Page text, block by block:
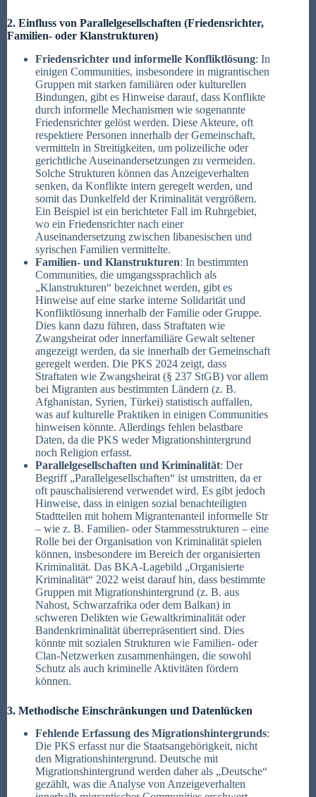
2. Einfluss von Parallelgesellschaften (Friedensrichter,
Familien- oder Klanstrukturen)
Friedensrichter und informelle Konfliktlösung: In
einigen Communities, insbesondere in migrantischen
Gruppen mit starken familiären oder kulturellen
Bindungen, gibt es Hinweise darauf, dass Konflikte
durch informelle Mechanismen wie sogenannte
Friedensrichter gelöst werden. Diese Akteure, oft
respektiere Personen innerhalb der Gemeinschaft,
vermitteln in Streitigkeiten, um polizeiliche oder
gerichtliche Auseinandersetzungen zu vermeiden.
Solche Strukturen können das Anzeigeverhalten
senken, da Konflikte intern geregelt werden, und
somit das Dunkelfeld der Kriminalität vergrößern.
Ein Beispiel ist ein berichteter Fall im Ruhrgebiet,
wo ein Friedensrichter nach einer
Auseinandersetzung zwischen libanesischen und
syrischen Familien vermittelte.
Familien- und Klanstrukturen: In bestimmten
Communities, die umgangssprachlich als
„Klanstrukturen“ bezeichnet werden, gibt es
Hinweise auf eine starke interne Solidarität und
Konfliktlösung innerhalb der Familie oder Gruppe.
Dies kann dazu führen, dass Straftaten wie
Zwangsheirat oder innerfamiliäre Gewalt seltener
angezeigt werden, da sie innerhalb der Gemeinschaft
geregelt werden. Die PKS 2024 zeigt, dass
Straftaten wie Zwangsheirat (§ 237 StGB) vor allem
bei Migranten aus bestimmten Ländern (z. B.
Afghanistan, Syrien, Türkei) statistisch auffallen,
was auf kulturelle Praktiken in einigen Communities
hinweisen könnte. Allerdings fehlen belastbare
Daten, da die PKS weder Migrationshintergrund
noch Religion erfasst.
Parallelgesellschaften und Kriminalität: Der
Begriff „Parallelgesellschaften“ ist umstritten, da er
oft pauschalisierend verwendet wird. Es gibt jedoch
Hinweise, dass in einigen sozial benachteiligten
Stadtteilen mit hohem Migrantenanteil informelle Str
– wie z. B. Familien- oder Stammesstrukturen – eine
Rolle bei der Organisation von Kriminalität spielen
können, insbesondere im Bereich der organisierten
Kriminalität. Das BKA-Lagebild „Organisierte
Kriminalität“ 2022 weist darauf hin, dass bestimmte
Gruppen mit Migrationshintergrund (z. B. aus
Nahost, Schwarzafrika oder dem Balkan) in
schweren Delikten wie Gewaltkriminalität oder
Bandenkriminalität überrepräsentiert sind. Dies
könnte mit sozialen Strukturen wie Familien- oder
Clan-Netzwerken zusammenhängen, die sowohl
Schutz als auch kriminelle Aktivitäten fördern
können.
3. Methodische Einschränkungen und Datenlücken
Fehlende Erfassung des Migrationshintergrunds:
Die PKS erfasst nur die Staatsangehörigkeit, nicht
den Migrationshintergrund. Deutsche mit
Migrationshintergrund werden daher als „Deutsche“
gezählt, was die Analyse von Anzeigeverhalten